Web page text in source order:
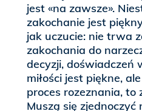
jest «na zawsze».
zakochanie jest
jak uczucie: nie trwa
zakochania do
decyzji, doświadczeń
miłości jest piękne,
proces rozeznania, to
Muszą się